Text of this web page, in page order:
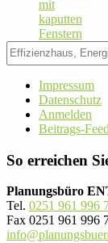
Impressum
Datenschutz
Anmelden
Beitrags-
So erreichen
Planungsbüro
Tel. 0251 961 996
Fax 0251 961 996